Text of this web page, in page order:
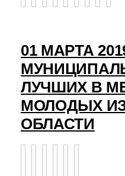
01 МАРТА
ЛУЧШИХ В
МОЛОДЫХ
ОБЛАСТИ